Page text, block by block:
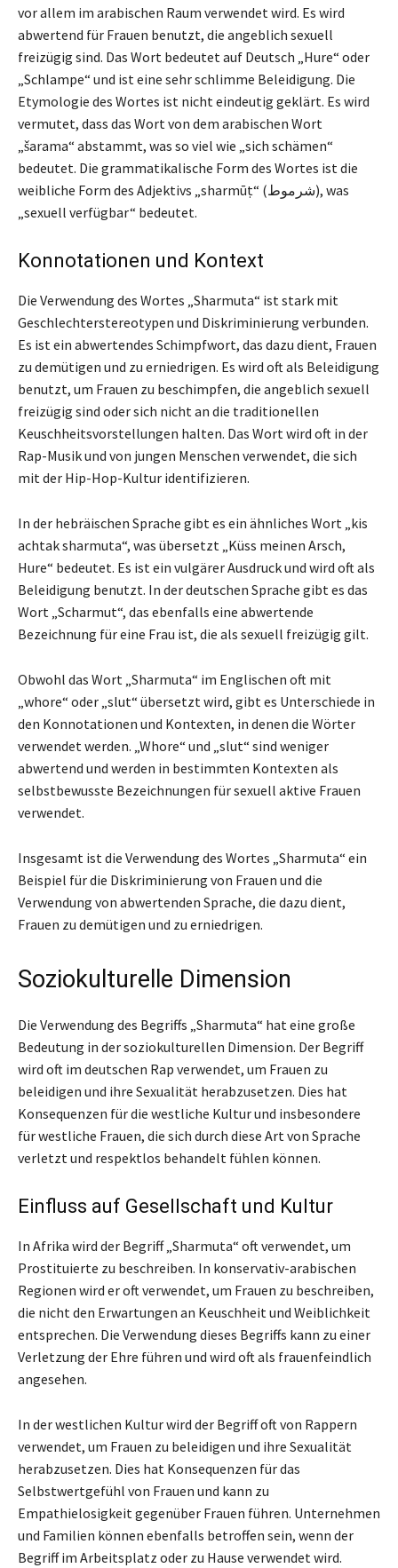
vor allem im arabischen Raum verwendet wird. Es wird
abwertend für Frauen benutzt, die angeblich sexuell
freizügig sind. Das Wort bedeutet auf Deutsch „Hure“ oder
„Schlampe“ und ist eine sehr schlimme Beleidigung. Die
Etymologie des Wortes ist nicht eindeutig geklärt. Es wird
vermutet, dass das Wort von dem arabischen Wort
„šarama“ abstammt, was so viel wie „sich schämen“
bedeutet. Die grammatikalische Form des Wortes ist die
weibliche Form des Adjektivs „sharmūṭ“ (شرموط), was
„sexuell verfügbar“ bedeutet.
Konnotationen und Kontext
Die Verwendung des Wortes „Sharmuta“ ist stark mit
Geschlechterstereotypen und Diskriminierung verbunden.
Es ist ein abwertendes Schimpfwort, das dazu dient, Frauen
zu demütigen und zu erniedrigen. Es wird oft als Beleidigung
benutzt, um Frauen zu beschimpfen, die angeblich sexuell
freizügig sind oder sich nicht an die traditionellen
Keuschheitsvorstellungen halten. Das Wort wird oft in der
Rap-Musik und von jungen Menschen verwendet, die sich
mit der Hip-Hop-Kultur identifizieren.
In der hebräischen Sprache gibt es ein ähnliches Wort „kis
achtak sharmuta“, was übersetzt „Küss meinen Arsch,
Hure“ bedeutet. Es ist ein vulgärer Ausdruck und wird oft als
Beleidigung benutzt. In der deutschen Sprache gibt es das
Wort „Scharmut“, das ebenfalls eine abwertende
Bezeichnung für eine Frau ist, die als sexuell freizügig gilt.
Obwohl das Wort „Sharmuta“ im Englischen oft mit
„whore“ oder „slut“ übersetzt wird, gibt es Unterschiede in
den Konnotationen und Kontexten, in denen die Wörter
verwendet werden. „Whore“ und „slut“ sind weniger
abwertend und werden in bestimmten Kontexten als
selbstbewusste Bezeichnungen für sexuell aktive Frauen
verwendet.
Insgesamt ist die Verwendung des Wortes „Sharmuta“ ein
Beispiel für die Diskriminierung von Frauen und die
Verwendung von abwertenden Sprache, die dazu dient,
Frauen zu demütigen und zu erniedrigen.
Soziokulturelle Dimension
Die Verwendung des Begriffs „Sharmuta“ hat eine große
Bedeutung in der soziokulturellen Dimension. Der Begriff
wird oft im deutschen Rap verwendet, um Frauen zu
beleidigen und ihre Sexualität herabzusetzen. Dies hat
Konsequenzen für die westliche Kultur und insbesondere
für westliche Frauen, die sich durch diese Art von Sprache
verletzt und respektlos behandelt fühlen können.
Einfluss auf Gesellschaft und Kultur
In Afrika wird der Begriff „Sharmuta“ oft verwendet, um
Prostituierte zu beschreiben. In konservativ-arabischen
Regionen wird er oft verwendet, um Frauen zu beschreiben,
die nicht den Erwartungen an Keuschheit und Weiblichkeit
entsprechen. Die Verwendung dieses Begriffs kann zu einer
Verletzung der Ehre führen und wird oft als frauenfeindlich
angesehen.
In der westlichen Kultur wird der Begriff oft von Rappern
verwendet, um Frauen zu beleidigen und ihre Sexualität
herabzusetzen. Dies hat Konsequenzen für das
Selbstwertgefühl von Frauen und kann zu
Empathielosigkeit gegenüber Frauen führen. Unternehmen
und Familien können ebenfalls betroffen sein, wenn der
Begriff im Arbeitsplatz oder zu Hause verwendet wird.